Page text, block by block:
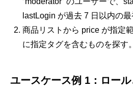
lastLogin が過去 7 日以内の最
商品リストから price が指定
に指定タグを含むものを探す。
ユースケース例 1：ロー